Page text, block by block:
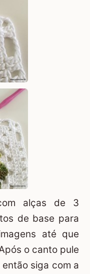
alças de 3
de base para
até que
o canto pule
siga com a